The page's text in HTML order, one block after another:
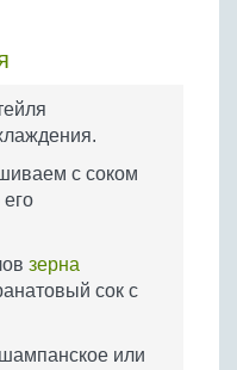
с соком
зерна
сок с
или